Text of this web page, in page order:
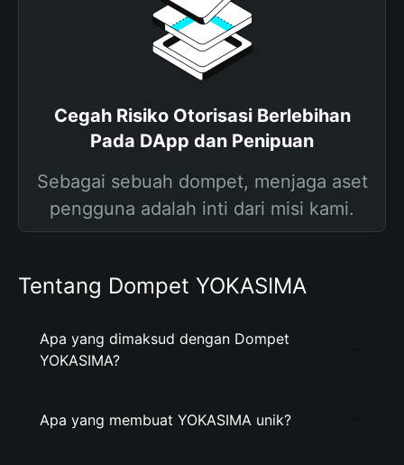
Cegah Risiko Otorisasi Berlebihan
Pada DApp dan Penipuan
Sebagai sebuah dompet, menjaga aset
pengguna adalah inti dari misi kami.
Tentang Dompet YOKASIMA
Apa yang dimaksud dengan Dompet
YOKASIMA?
Apa yang membuat YOKASIMA unik?